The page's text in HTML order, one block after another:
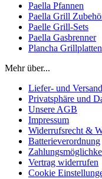
Paella Pfannen
Paella Grill
Paelle Grill-Sets
Paella Gasbrenner
Plancha Grillplatten
Mehr über...
Liefer- und
Privatsphäre und
Unsere AGB
Impressum
Widerrufsrecht &
Batterieverordnung
Vertrag widerrufen
Cookie